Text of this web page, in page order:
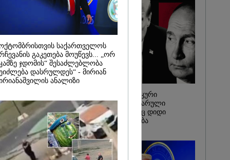
დრონი
- რას წერს
მლნ მოიგო,
ნაგავში
ნაგვის
ჩაკეტილი „პოლიტიკური
სამკუთხედი“ - კულუარული
თამაშები, რომლებიც დიდი
სისხლის ფასად ჯდება
საქართველოს
გაკეთება მოუწევს... „ორ
ჯდომის“ შესაძლებლობა
დასრულდეს“ - მირიან
ანალიზი